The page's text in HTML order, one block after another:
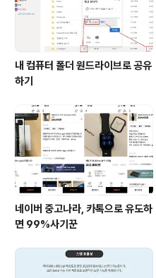
내 컴퓨터 폴더 원드라이브로 공유
하기
네이버 중고나라, 카톡으로 유도하
면 99%사기꾼